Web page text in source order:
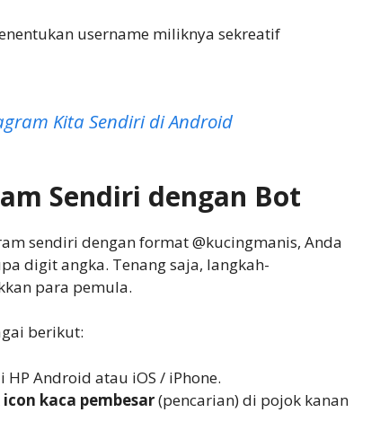
username miliknya sekreatif
Kita Sendiri di Android
Sendiri dengan Bot
sendiri dengan format @kucingmanis, Anda
digit angka. Tenang saja, langkah-
para pemula.
berikut:
Android atau iOS / iPhone.
icon kaca pembesar(pencarian) di pojok kanan